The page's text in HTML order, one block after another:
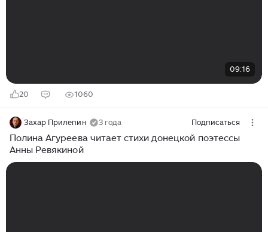
09:16
20 1060
Захар Прилепин 3 года Подписаться
Полина Агуреева читает стихи донецкой поэтессы
Анны Ревякиной